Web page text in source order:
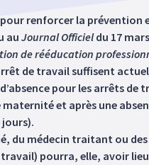
renforcer la
au Journal Officieldu 17
de rééducation
de travail suffisent
pour les arrêts
et après une
jours).
du médecin traitant ou des
pourra, elle, avoir